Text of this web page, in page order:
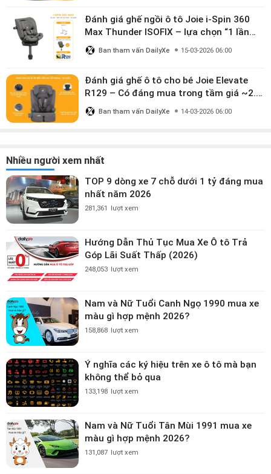
Đánh giá ghế ngồi ô tô Joie i-Spin 360
Max Thunder ISOFIX – lựa chọn “1 lần
dùng đến 12 năm” có đáng giá gần 9
triệu?
Ban tham vấn DailyXe 15-03-2026 06:00
Đánh giá ghế ô tô cho bé Joie Elevate
R129 – Có đáng mua trong tầm giá ~2.8
triệu?
Ban tham vấn DailyXe 14-03-2026 06:00
Nhiều người xem nhất
TOP 9 dòng xe 7 chỗ dưới 1 tỷ đáng mua
nhất năm 2026
281,361 lượt xem
Hướng Dẫn Thủ Tục Mua Xe Ô tô Trả
Góp Lãi Suất Thấp (2026)
248,053 lượt xem
Nam và Nữ Tuổi Canh Ngọ 1990 mua xe
màu gì hợp mệnh 2026?
158,868 lượt xem
Ý nghĩa các ký hiệu trên xe ô tô mà bạn
không thể bỏ qua
133,198 lượt xem
Nam và Nữ Tuổi Tân Mùi 1991 mua xe
màu gì hợp mệnh 2026?
131,087 lượt xem